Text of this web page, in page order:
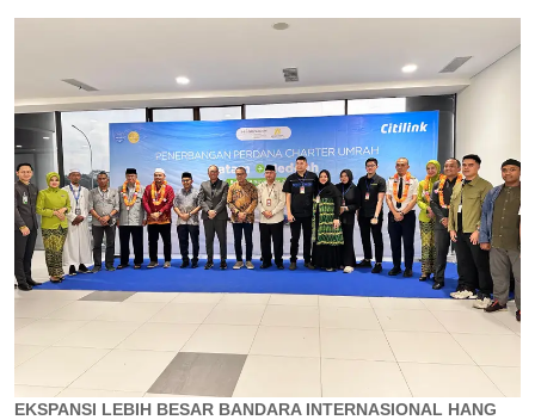
EKSPANSI LEBIH BESAR BANDARA INTERNASIONAL HANG